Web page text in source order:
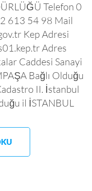
Telefon 0
613 54 98 Mail
Kep Adresi
Adres
Caddesi Sanayi
Bağlı Olduğu
II. İstanbul
il İSTANBUL